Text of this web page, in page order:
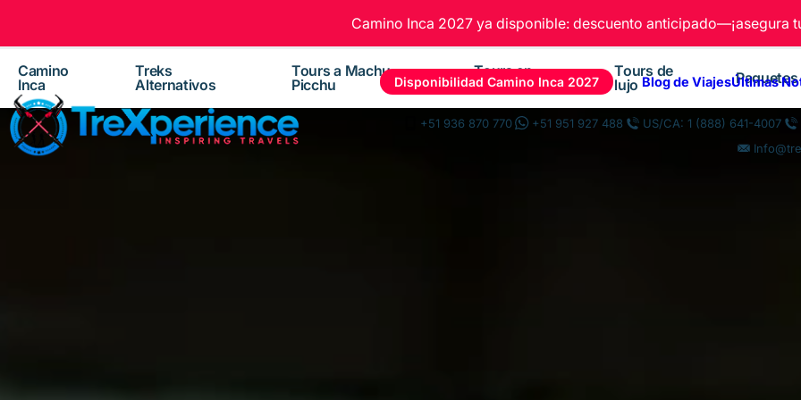
Camino Inca 2027 ya disponible: descuento anticipado—¡asegura
Disponibilidad Camino Inca 2027 Blog de ViajesÚltimas
+51 936 870 770 +51 951 927 488 US/CA: 1 (888) 641-4007
Camino
Inca
Treks
Alternativos
Tours a Machu
Picchu
Tours en
Cusco
Tours de
lujo
Paquetes